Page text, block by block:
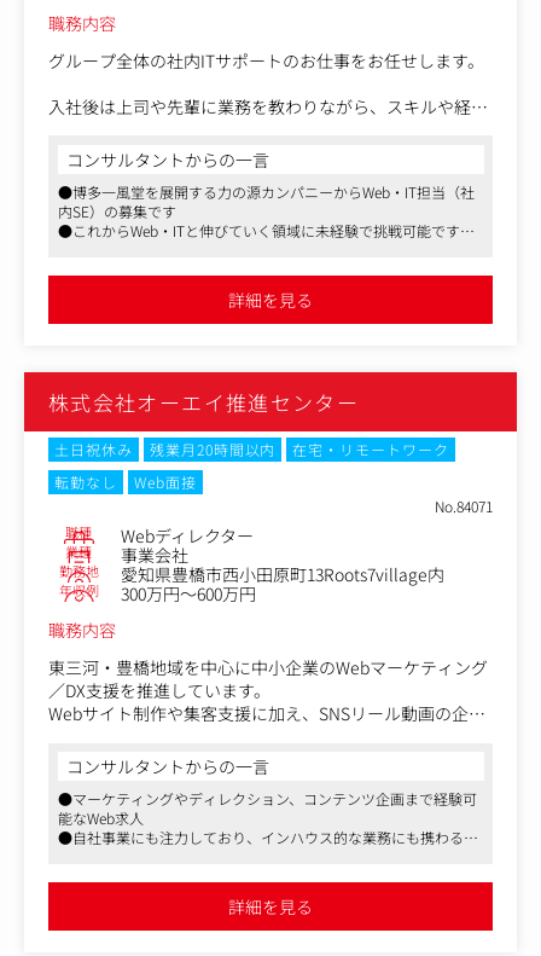
・自ら設計しないと何も進まない環境
いわゆる“管理者”ではなく、
構造をつくりながらプロジェクトを前に進めるポジション
です。
職務内容
グループ全体の社内ITサポートのお仕事をお任せします。
入社後は上司や先輩に業務を教わりながら、スキルや経験
社内のシステムやインフラを支えるやりがいのあるお仕事
になります。
社内は、気さくで明るい方が多数！年齢や入社年次に関係
なく、何でも気軽に言い合いながら仕事を進めています。
びにメンバーのマネジメント・予算・コスト管理もお任せ
することを考えています。
店舗スタッフとして店舗ヘルプに入ることがございます。
＜具体的には＞
・社内システムの運用・保守
・ネットワーク環境の管理
・システム障害時の一次対応
・ヘルプデスク
・PC、携帯などのデバイス管理、ライセンス管理
・ホームページの修正、更新対応
・ベンダーコントロール、社内調整
・マニュアル作成、ユーザーへの展開
コンサルタントからの一言
●博多一風堂を展開する力の源カンパニーからWeb・IT担当（社
内SE）の募集です
●これからWeb・ITと伸びていく領域に未経験で挑戦可能です
詳細を見る
株式会社オーエイ推進センター
土日祝休み 残業月20時間以内
在宅・リモートワーク
転勤なし
Web面接
No.84071
職種 Webディレクター
業種 事業会社
勤務地 愛知県豊橋市西小田原町13Roots7village内
年収例
300万円～600万円
職務内容
東三河・豊橋地域を中心に中小企業のWebマーケティング
／DX支援を推進しています。
Webサイト制作や集客支援に加え、SNSリール動画の企
ショップ企画・実施を通じて、クライアント企業の事業成
長に寄与する役割強化のため増員募集します。
※AB3Cフレームワークとは、自社の強み・顧客・競合を
整理し、戦略を考えるための手法です。
クライアントの課題を整理し、Webサイト・SNS・広告・
分析を組み合わせながら、成果につながる改善提案まで一
コンサルタントからの一言
●マーケティングやディレクション、コンテンツ企画まで経験可
能なWeb求人
●自社事業にも注力しており、インハウス的な業務にも携わるこ
務が相談可能で、受難な働き方も魅力です
詳細を見る